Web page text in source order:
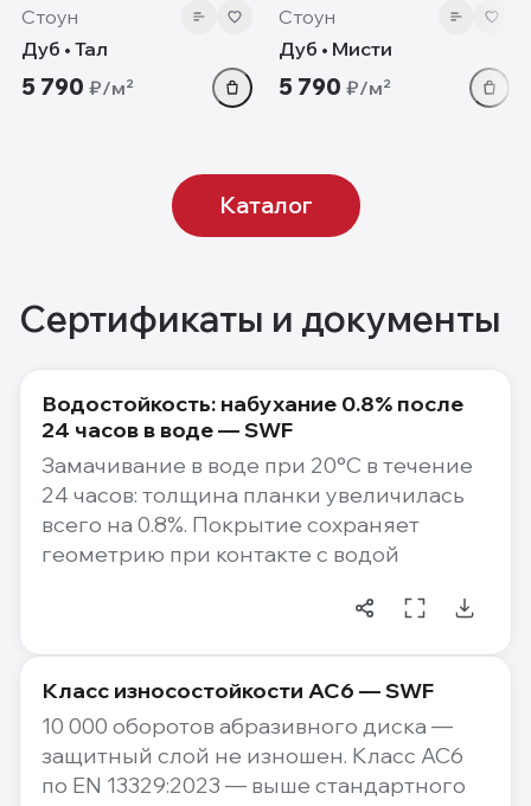
Стоун
Дуб • Тал
5 790 ₽/м²
Стоун
Дуб • Мисти
5 790 ₽/м²
Каталог
Сертификаты и документы
Водостойкость: набухание 0.8% после
24 часов в воде — SWF
Замачивание в воде при 20°C в течение
24 часов: толщина планки увеличилась
всего на 0.8%. Покрытие сохраняет
геометрию при контакте с водой
Класс износостойкости AC6 — SWF
10 000 оборотов абразивного диска —
защитный слой не изношен. Класс AC6
по EN 13329:2023 — выше стандартного